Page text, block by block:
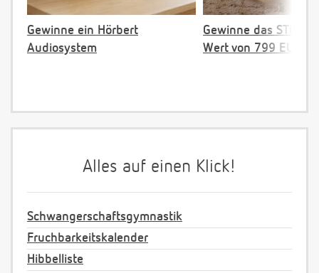
Gewinne ein Hörbert
Audiosystem
Gewinne das
Wert von 799 EUR
Alles auf einen Klick!
Schwangerschaftsgymnastik
Fruchbarkeitskalender
Hibbelliste